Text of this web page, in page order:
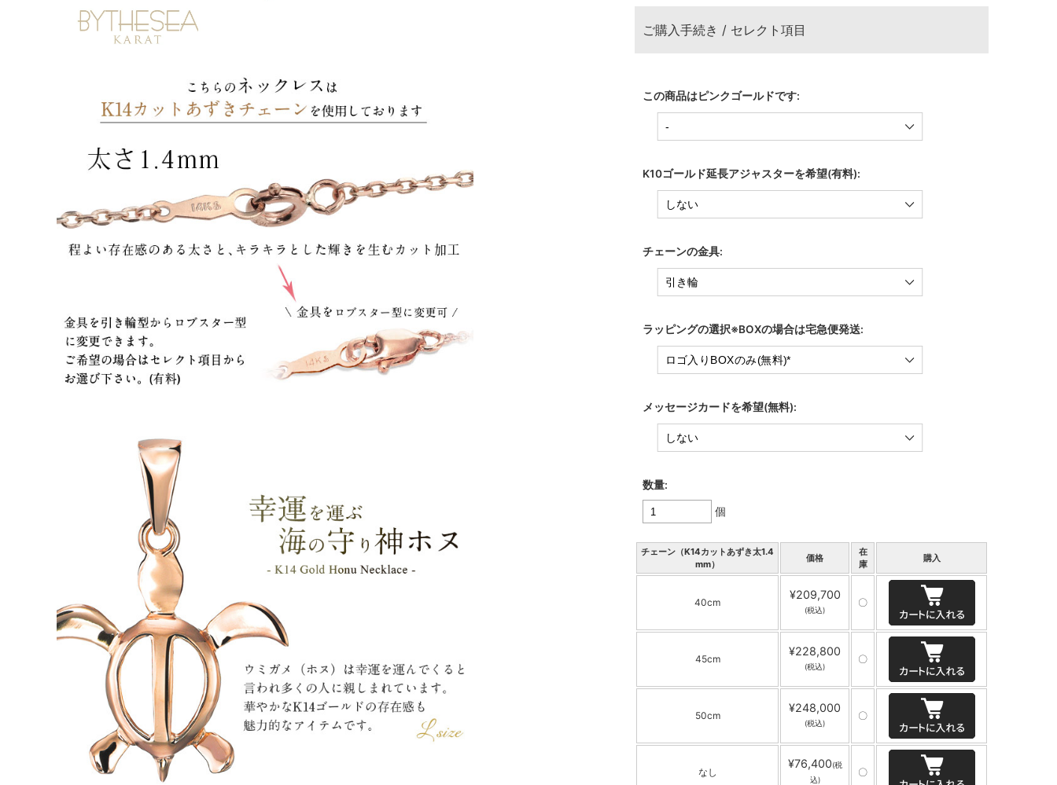
ご購入手続き / セレクト項目
この商品はピンクゴールドです:
K10ゴールド延長アジャスターを希望(有料):
チェーンの金具:
ラッピングの選択※BOXの場合は宅急便発送:
メッセージカードを希望(無料):
数量:
個
チェーン（K14カットあずき太1.4
mm）
価格
在
庫
購入
40cm
¥209,700
(税込)
〇
45cm
¥228,800
(税込)
〇
50cm
¥248,000
(税込)
〇
なし
¥76,400(税
込)
〇